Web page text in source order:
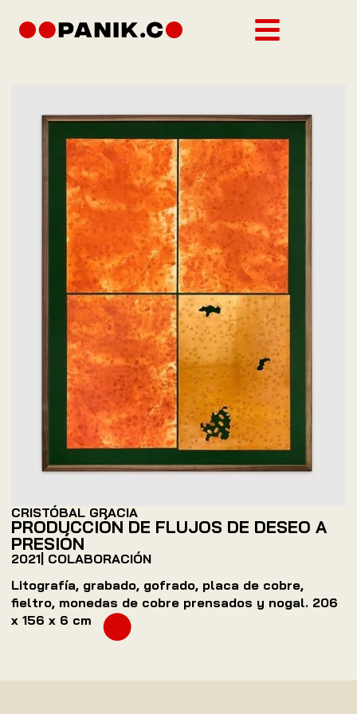
CRISTÓBAL GRACIA
PRODUCCIÓN DE FLUJOS DE DESEO A
PRESIÓN
2021 | COLABORACIÓN
Litografía, grabado, gofrado, placa de cobre,
fieltro, monedas de cobre prensados y nogal. 206
x 156 x 6 cm